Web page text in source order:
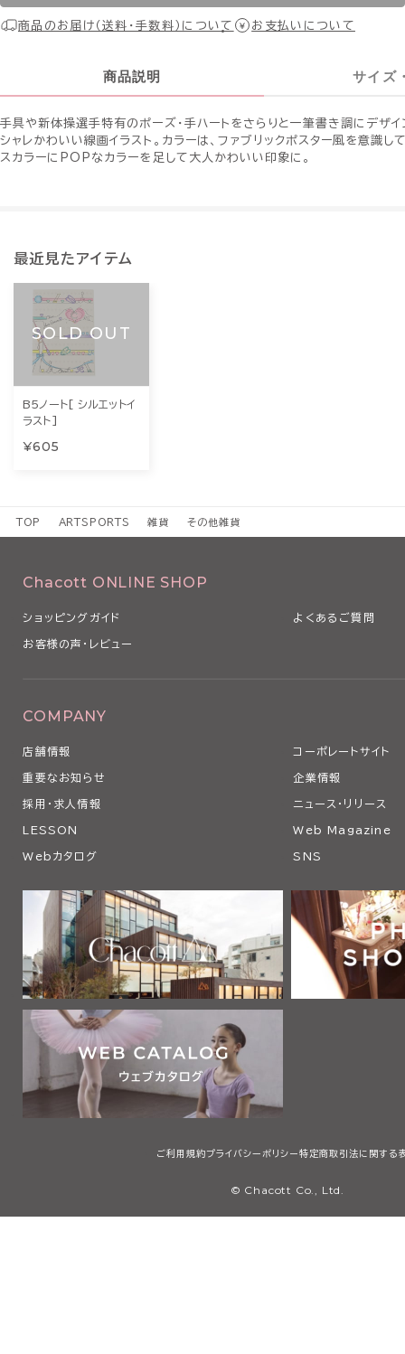
商品のお届け（送料・手数料）について お支払いについて
商品説明 サイズ
手具や新体操選手特有のポーズ・手ハートをさらりと一筆書き調にデザイ
シャレかわいい線画イラスト。カラーは、ファブリックポスター風を意識し
スカラーにPOPなカラーを足して大人かわいい印象に。
最近見たアイテム
SOLD OUT
B5ノート[ シルエットイ
ラスト]
¥605
TOP ARTSPORTS 雑貨 その他雑貨
Chacott ONLINE SHOP
ショッピングガイド よくあるご質問
お客様の声・レビュー
COMPANY
店舗情報 コーポレートサイト
重要なお知らせ 企業情報
採用・求人情報 ニュース・リリース
LESSON Web Magazine
Webカタログ SNS
ご利用規約プライバシーポリシー 特定商取引法に関する
© Chacott Co., Ltd.